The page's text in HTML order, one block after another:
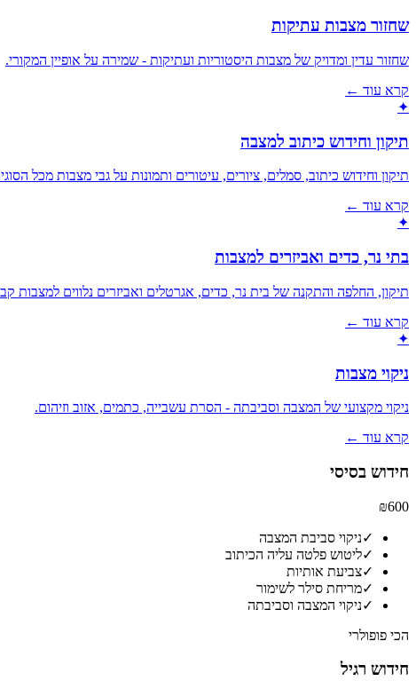
שחזור מצבות עתיקות
שחזור עדין ומדויק של מצבות היסטוריות ועתיקות - שמירה על אופיין המקורי.
קרא עוד ←
✦
תיקון וחידוש כיתוב למצבה
תיקון וחידוש כיתוב, סמלים, ציורים, עיטורים ותמונות על גבי מצבות מכל
קרא עוד ←
✦
בתי נר, כדים ואביזרים למצבות
תיקון, החלפה והתקנה של בית נר, כדים, אגרטלים ואביזרים נלווים למצבות
קרא עוד ←
✦
ניקוי מצבות
ניקוי מקצועי של המצבה וסביבתה - הסרת עשבייה, כתמים, אזוב וזיהום.
קרא עוד ←
חידוש בסיסי
₪600
✓ניקוי סביבת המצבה
✓ליטוש פלטה עליה הכיתוב
✓צביעת אותיות
✓מריחת סילר לשימור
✓ניקוי המצבה וסביבתה
הכי פופולרי
חידוש רגיל